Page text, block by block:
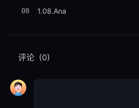
08 1.08.Ana
10
评论 (0)